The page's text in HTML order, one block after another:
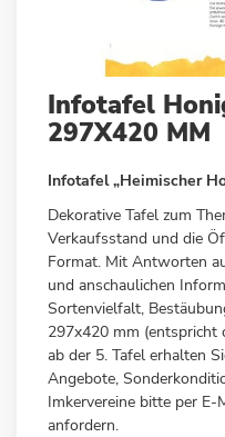
Anfang
der
springen
Infotafel
297X420 MM
Infotafel „Heimischer
Dekorative Tafel zum
Verkaufsstand und die
Format. Mit Antworten
und anschaulichen
Sortenvielfalt,
297x420 mm (entspricht
ab der 5. Tafel erhalten
Angebote,
Imkervereine bitte per E-
anfordern.